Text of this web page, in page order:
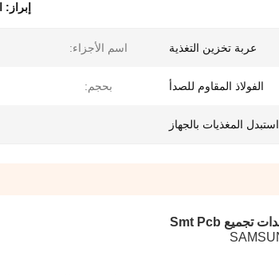
إبراز:
عربة تخزين التغذية اسم الأجزاء:
الفولاذ المقاوم للصدأ بحجم:
استبدل المغذيات بالجهاز